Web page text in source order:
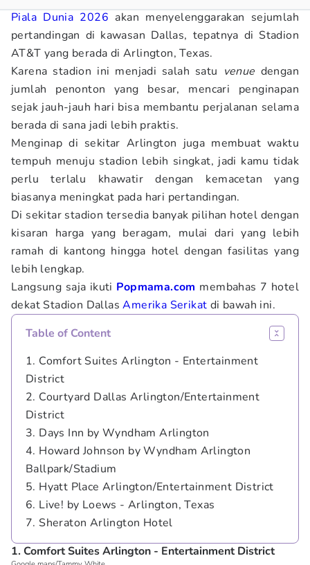
Piala Dunia 2026 akan menyelenggarakan sejumlah
pertandingan di kawasan Dallas, tepatnya di Stadion
AT&T yang berada di Arlington, Texas.
Karena stadion ini menjadi salah satu venue dengan
jumlah penonton yang besar, mencari penginapan
sejak jauh-jauh hari bisa membantu perjalanan selama
berada di sana jadi lebih praktis.
Menginap di sekitar Arlington juga membuat waktu
tempuh menuju stadion lebih singkat, jadi kamu tidak
perlu terlalu khawatir dengan kemacetan yang
biasanya meningkat pada hari pertandingan.
Di sekitar stadion tersedia banyak pilihan hotel dengan
kisaran harga yang beragam, mulai dari yang lebih
ramah di kantong hingga hotel dengan fasilitas yang
lebih lengkap.
Langsung saja ikuti Popmama.com membahas 7 hotel
dekat Stadion DallasAmerika Serikat di bawah ini.
Table of Content
1. Comfort Suites Arlington - Entertainment
District
2. Courtyard Dallas Arlington/Entertainment
District
3. Days Inn by Wyndham Arlington
4. Howard Johnson by Wyndham Arlington
Ballpark/Stadium
5. Hyatt Place Arlington/Entertainment District
6. Live! by Loews - Arlington, Texas
7. Sheraton Arlington Hotel
1. Comfort Suites Arlington - Entertainment District